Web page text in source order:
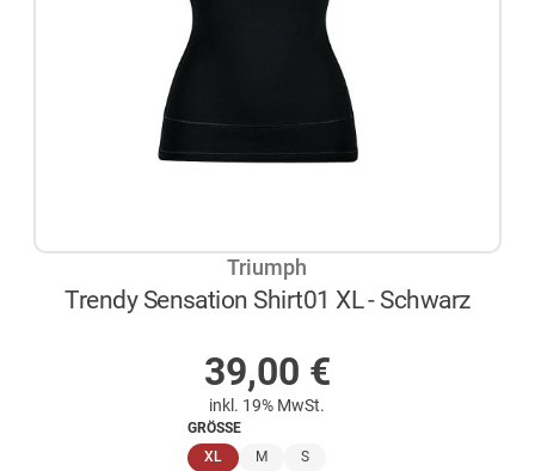
Triumph
Trendy Sensation Shirt01 XL - Schwarz
39,00 €
inkl. 19% MwSt.
GRÖSSE
XL(ausgewählt)
M
S